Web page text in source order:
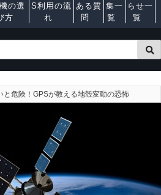
の選
方
S利用の流
れ
ある質
問
集一
覧
らせ一
覧
と危険！GPSが教える地殻変動の恐怖